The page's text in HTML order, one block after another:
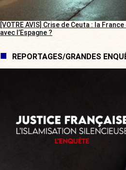
[VOTRE AVIS] Crise de Ceuta : la
avec l’Espagne ?
REPORTAGES/GRANDES